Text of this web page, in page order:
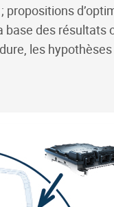
des résultats
les